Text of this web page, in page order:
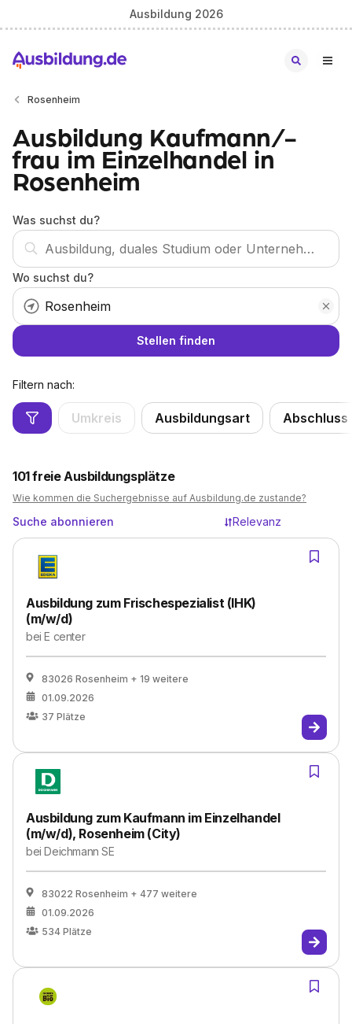
Ausbildung 2026
Rosenheim
Ausbildung Kaufmann/-
frau im Einzelhandel in
Rosenheim
Was suchst du?
Wo suchst du?
Stellen finden
Filtern nach:
Umkreis Ausbildungsart Abschluss
101freie Ausbildungsplätze
Wie kommen die Suchergebnisse auf Ausbildung.de zustande?
Suche abonnieren Relevanz
Ausbildung zum Frischespezialist (IHK)
(m/w/d)
beiE center
83026 Rosenheim + 19 weitere
01.09.2026
37 Plätze
Ausbildung zum Kaufmann im Einzelhandel
(m/w/d), Rosenheim (City)
beiDeichmann SE
83022 Rosenheim + 477 weitere
01.09.2026
534 Plätze